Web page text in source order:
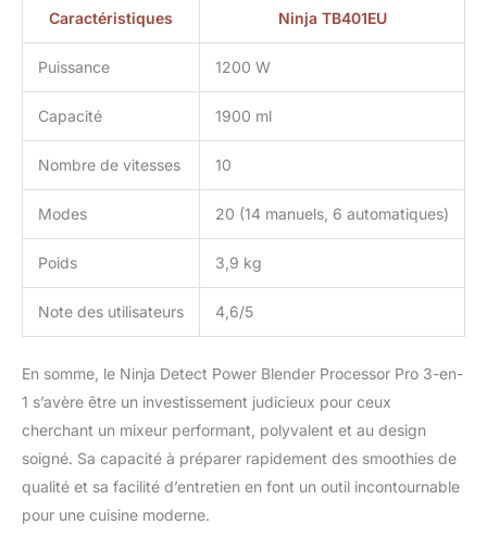
Caractéristiques Ninja TB401EU
Puissance 1200 W
Capacité 1900 ml
Nombre de vitesses 10
Modes 20 (14 manuels, 6 automatiques)
Poids 3,9 kg
Note des utilisateurs 4,6/5
En somme, le Ninja Detect Power Blender Processor Pro 3-en-
1 s’avère être un investissement judicieux pour ceux
cherchant un mixeur performant, polyvalent et au design
soigné. Sa capacité à préparer rapidement des smoothies de
qualité et sa facilité d’entretien en font un outil incontournable
pour une cuisine moderne.